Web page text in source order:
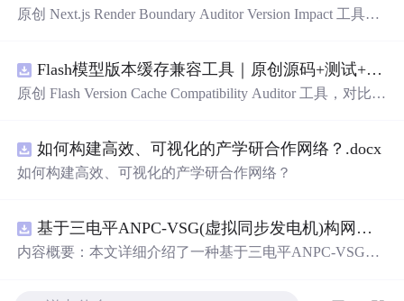
原创 Next.js Render Boundary Auditor Version Impact 工具，
入约定、规则参数、结果结构和风险项，识别变更影响。
压缩包包含完整源码、3 项自动化测试、可复现合成示
原创与授权声明。运行时零第三方依赖，不包含热点产品
或开源项目源码、Logo、官方截图、论文、生产日志或其
他受限素材。
Flash模型版本缓存兼容工具｜原创源码+测试+离线报告
原创 Flash Version Cache Compatibility Auditor 工具，对比两
复现合成示例、离线 HTML/JSON/SVG 报告、1080×720
真实运行效果图、README、运行说明、功能清单、MIT
日志或其他受限素材。
如何构建高效、可视化的产学研合作网络？.docx
如何构建高效、可视化的产学研合作网络？
基于三电平ANPC-VSG(虚拟同步发电机)构网型逆变器控制+双闭环+中点电位平衡控制
内容概要：本文详细介绍了一种基于三电平ANPC-VSG